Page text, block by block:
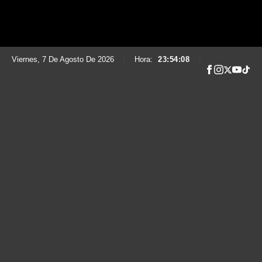
Viernes, 7 De Agosto De 2026 Hora: 23:54:09